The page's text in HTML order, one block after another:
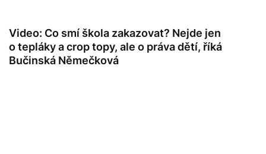
Video: Co smí škola zakazovat? Nejde jen
o tepláky a crop topy, ale o práva dětí, říká
Bučinská Němečková